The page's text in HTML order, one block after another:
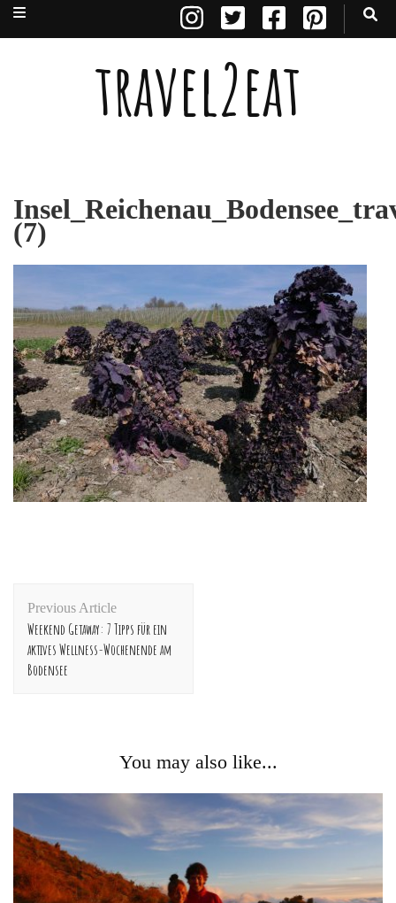
travel2eat
(7)
Navigation
Previous Article
Weekend Getaway: 7 Tipps für ein
aktives Wellness-Wochenende am
Bodensee
You may also like...